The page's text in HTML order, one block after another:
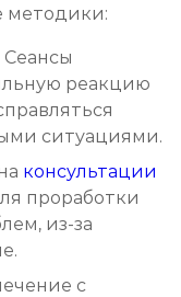
методики:
реакцию
ситуациями.
консультации
проработки
из-за
с